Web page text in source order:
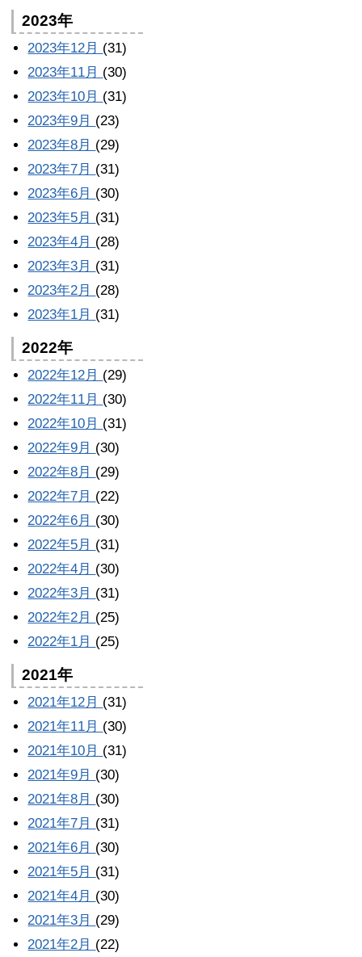
2023年
2023年12月 (31)
2023年11月 (30)
2023年10月 (31)
2023年9月 (23)
2023年8月 (29)
2023年7月 (31)
2023年6月 (30)
2023年5月 (31)
2023年4月 (28)
2023年3月 (31)
2023年2月 (28)
2023年1月 (31)
2022年
2022年12月 (29)
2022年11月 (30)
2022年10月 (31)
2022年9月 (30)
2022年8月 (29)
2022年7月 (22)
2022年6月 (30)
2022年5月 (31)
2022年4月 (30)
2022年3月 (31)
2022年2月 (25)
2022年1月 (25)
2021年
2021年12月 (31)
2021年11月 (30)
2021年10月 (31)
2021年9月 (30)
2021年8月 (30)
2021年7月 (31)
2021年6月 (30)
2021年5月 (31)
2021年4月 (30)
2021年3月 (29)
2021年2月 (22)